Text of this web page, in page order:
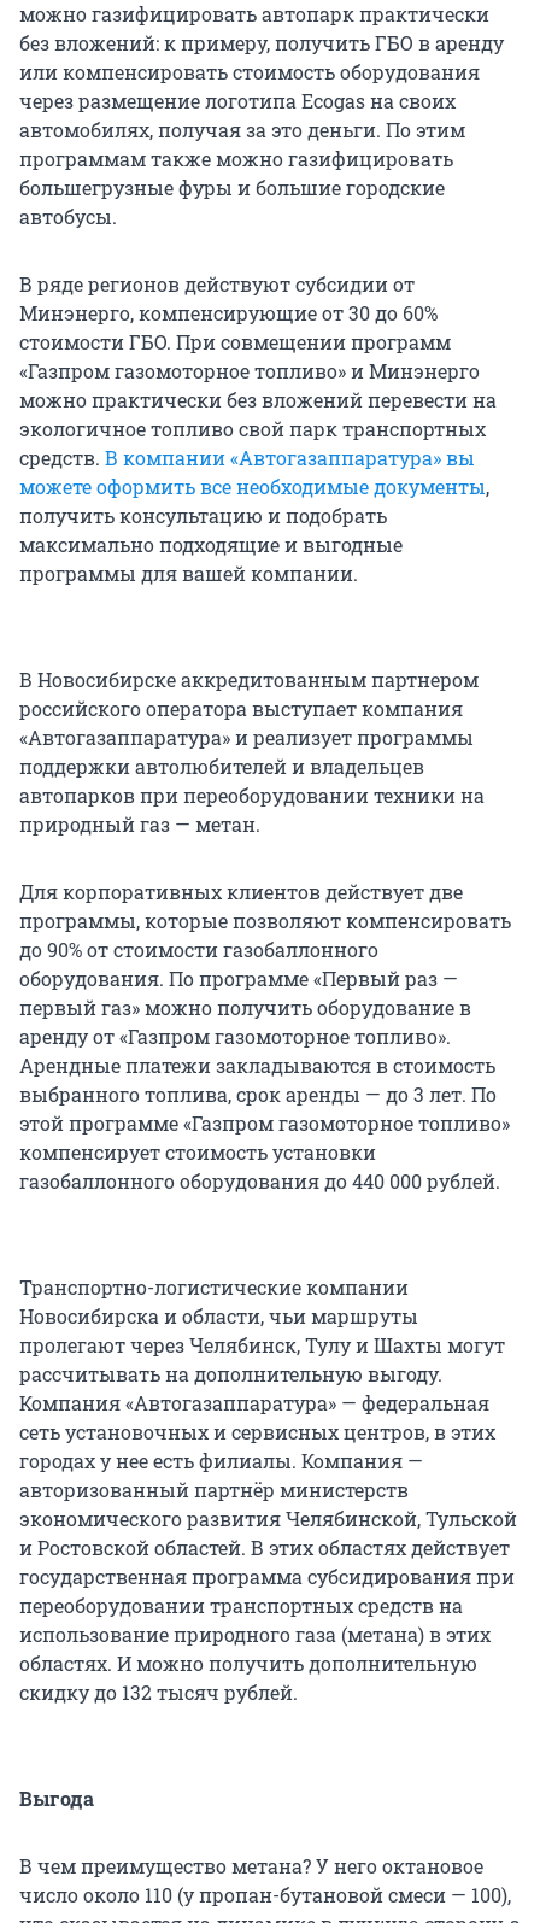
можно газифицировать автопарк практически
без вложений: к примеру, получить ГБО в аренду
или компенсировать стоимость оборудования
через размещение логотипа Ecogas на своих
автомобилях, получая за это деньги. По этим
программам также можно газифицировать
большегрузные фуры и большие городские
автобусы.
В ряде регионов действуют субсидии от
Минэнерго, компенсирующие от 30 до 60%
стоимости ГБО. При совмещении программ
«Газпром газомоторное топливо» и Минэнерго
можно практически без вложений перевести на
экологичное топливо свой парк транспортных
средств. В компании «Автогазаппаратура» вы
можете оформить все необходимые документы,
получить консультацию и подобрать
максимально подходящие и выгодные
программы для вашей компании.
В Новосибирске аккредитованным партнером
российского оператора выступает компания
«Автогазаппаратура» и реализует программы
поддержки автолюбителей и владельцев
автопарков при переоборудовании техники на
природный газ — метан.
Для корпоративных клиентов действует две
программы, которые позволяют компенсировать
до 90% от стоимости газобаллонного
оборудования. По программе «Первый раз —
первый газ» можно получить оборудование в
аренду от «Газпром газомоторное топливо».
Арендные платежи закладываются в стоимость
выбранного топлива, срок аренды — до 3 лет. По
этой программе «Газпром газомоторное топливо»
компенсирует стоимость установки
газобаллонного оборудования до 440 000 рублей.
Транспортно-логистические компании
Новосибирска и области, чьи маршруты
пролегают через Челябинск, Тулу и Шахты могут
рассчитывать на дополнительную выгоду.
Компания «Автогазаппаратура» — федеральная
сеть установочных и сервисных центров, в этих
городах у нее есть филиалы. Компания —
авторизованный партнёр министерств
экономического развития Челябинской, Тульской
и Ростовской областей. В этих областях действует
государственная программа субсидирования при
переоборудовании транспортных средств на
использование природного газа (метана) в этих
областях. И можно получить дополнительную
скидку до 132 тысяч рублей.
Выгода
В чем преимущество метана? У него октановое
число около 110 (у пропан-бутановой смеси — 100),